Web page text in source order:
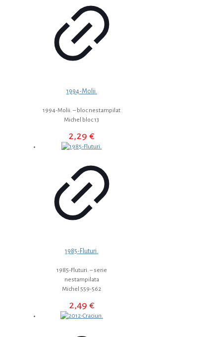
1994-Molii.
1994-Molii. – bloc nestampilat
Michel bloc 13
2,29€
1985-Fluturi.
1985-Fluturi. – serie
nestampilata
Michel 559-562
2,49 €